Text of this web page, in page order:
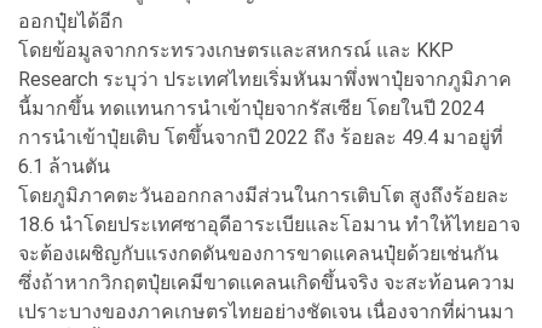
ออกปุ๋ยได้อีก
โดยข้อมูลจากกระทรวงเกษตรและสหกรณ์ และ KKP
Research ระบุว่า ประเทศไทยเริ่มหันมาพึ่งพาปุ๋ยจากภูมิภาค
นี้มากขึ้น ทดแทนการนำเข้าปุ๋ยจากรัสเซีย โดยในปี 2024
การนำเข้าปุ๋ยเติบ โตขึ้นจากปี 2022 ถึง ร้อยละ 49.4 มาอยู่ที่
6.1 ล้านตัน
โดยภูมิภาคตะวันออกกลางมีส่วนในการเติบโต สูงถึงร้อยละ
18.6 นำโดยประเทศซาอุดีอาระเบียและโอมาน ทำให้ไทยอาจ
จะต้องเผชิญกับแรงกดดันของการขาดแคลนปุ๋ยด้วยเช่นกัน
ซึ่งถ้าหากวิกฤตปุ๋ยเคมีขาดแคลนเกิดขึ้นจริง จะสะท้อนความ
เปราะบางของภาคเกษตรไทยอย่างชัดเจน เนื่องจากที่ผ่านมา